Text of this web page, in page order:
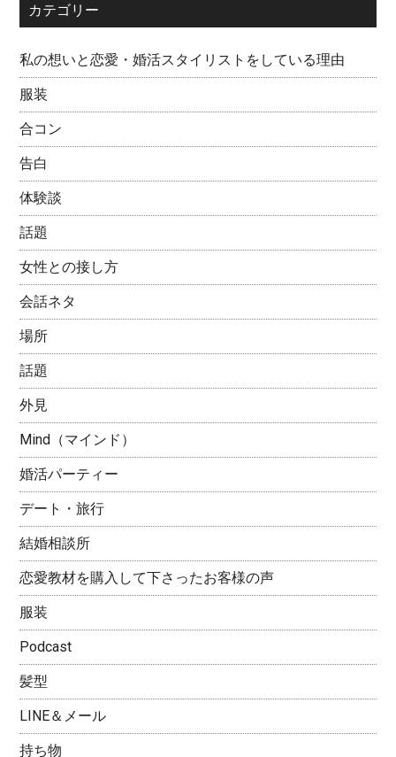
カテゴリー
私の想いと恋愛・婚活スタイリストをしている理由
服装
合コン
告白
体験談
話題
女性との接し方
会話ネタ
場所
話題
外見
Mind（マインド）
婚活パーティー
デート・旅行
結婚相談所
恋愛教材を購入して下さったお客様の声
服装
Podcast
髪型
LINE＆メール
持ち物